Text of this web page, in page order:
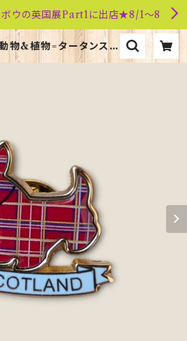
ボウの英国展Part1に出店★8/1～8
動物&植物=タータンスコ
T1130